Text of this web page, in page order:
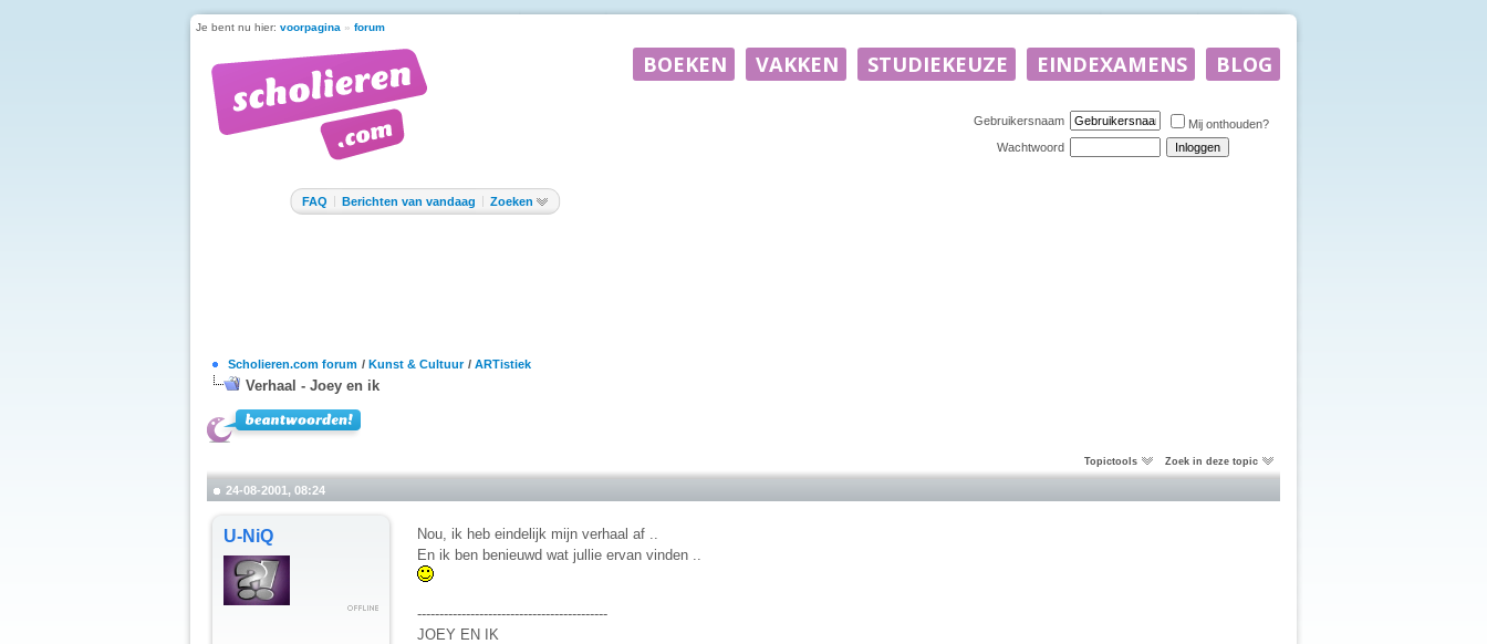
Je bent nu hier: voorpagina » forum
Gebruikersnaam
Mij onthouden?
Wachtwoord
FAQ Berichten van vandaag Zoeken
Scholieren.com forum / Kunst & Cultuur / ARTistiek
Verhaal - Joey en ik
Topictools Zoek in deze topic
24-08-2001, 08:24
U-NiQ
Nou, ik heb eindelijk mijn verhaal af ..
En ik ben benieuwd wat jullie ervan vinden ..
-------------------------------------------
JOEY EN IK